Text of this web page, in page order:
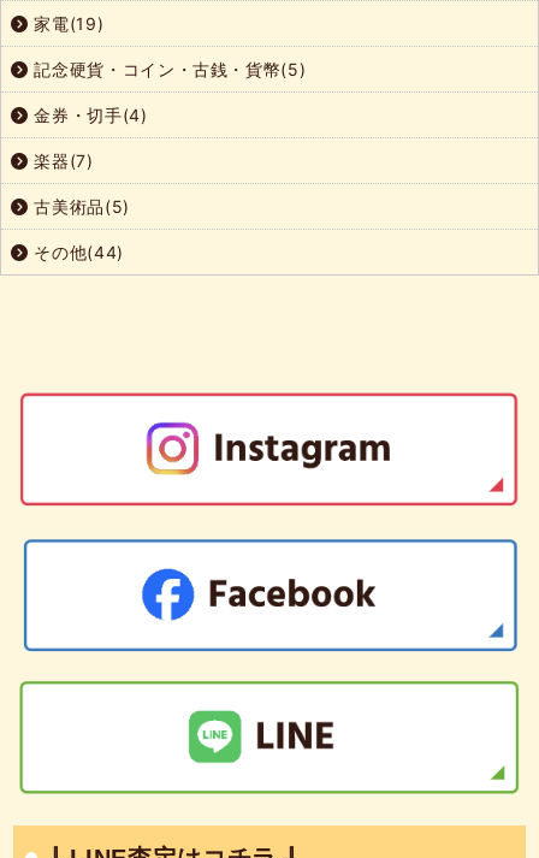
家電(19)
記念硬貨・コイン・古銭・貨幣(5)
金券・切手(4)
楽器(7)
古美術品(5)
その他(44)